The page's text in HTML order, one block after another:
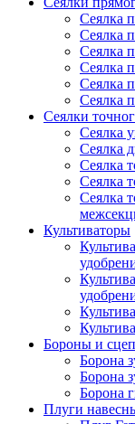
Сеялка
Сеялка
Сеялка
Сеялка
Сеялка
Сеялка
Сеялки
Сеялка
Сеялка
Сеялка
Сеялка
Сеялка
Культиваторы
Бороны и
Борона
Борона
Борона
Плуги